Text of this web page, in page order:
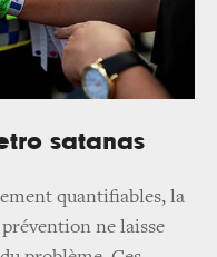
satanas
quantifiables, la
ne laisse